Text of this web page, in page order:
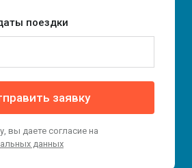
поездки
заявку
вы даете согласие на
данных